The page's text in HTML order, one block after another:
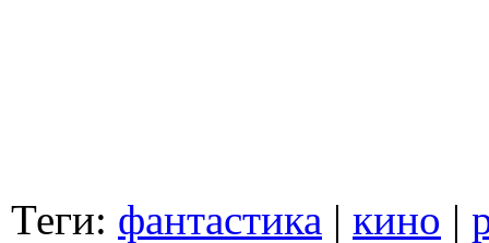
Теги: фантастика | кино |